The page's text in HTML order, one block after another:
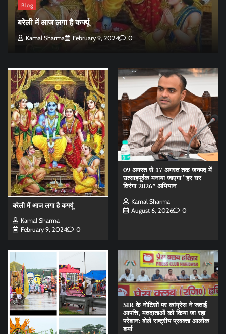
Blog
बरेली में आज लगा है कर्फ्यू
Kamal Sharma February 9, 2024 0
बरेली में आज लगा है कर्फ्यू
Kamal Sharma
February 9, 2024
0
09 अगस्त से 17 अगस्त तक जनपद में
उत्साहपूर्वक मनाया जाएगा “हर घर
तिरंगा 2026” अभियान
Kamal Sharma
August 6, 2026
0
SIR के नोटिसों पर कांग्रेस ने जताई
आपत्ति, मतदाताओं को किया जा रहा
परेशान: बोले राष्ट्रीय प्रवक्ता आलोक
शर्मा